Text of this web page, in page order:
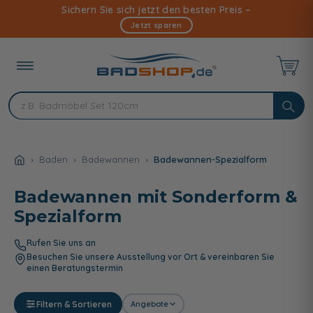
Inhalt
Sichern Sie sich jetzt den besten Preis –
Jetzt sparen
Baden Badewannen Badewannen-Spezialform
Badewannen mit Sonderform &
Spezialform
Rufen Sie uns an
Besuchen Sie unsere Ausstellung vor Ort & vereinbaren Sie
einen Beratungstermin
Filtern & Sortieren Angebote